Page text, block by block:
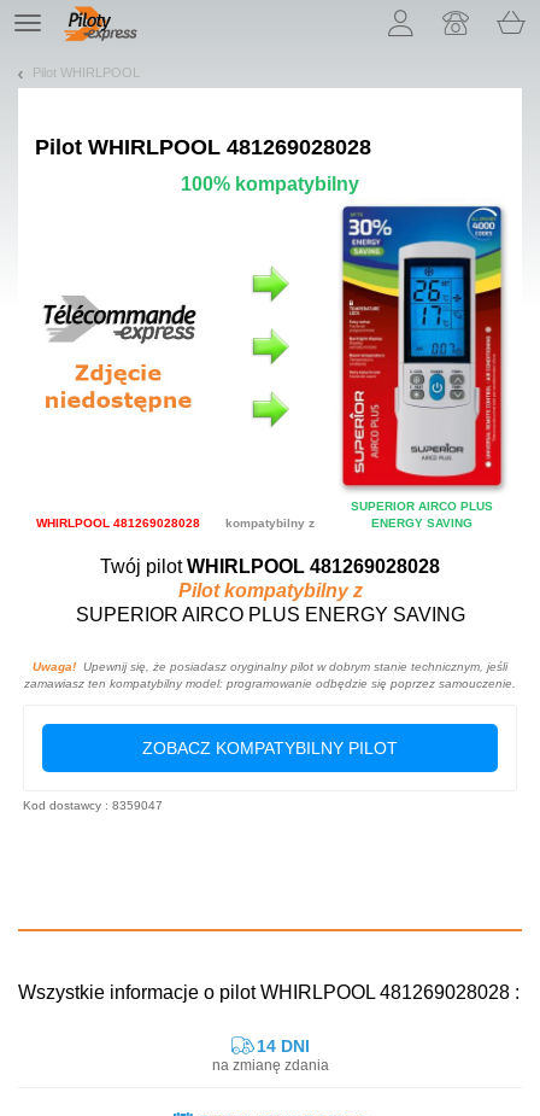
TE
navigation
Pilot WHIRLPOOL
Pilot WHIRLPOOL 481269028028
100% kompatybilny
WHIRLPOOL 481269028028 kompatybilny z
SUPERIOR AIRCO PLUS
ENERGY SAVING
Twój pilotWHIRLPOOL 481269028028
Pilot kompatybilny z
SUPERIOR AIRCO PLUS ENERGY SAVING
Uwaga! Upewnij się, że posiadasz oryginalny pilot w dobrym stanie technicznym, jeśli
zamawiasz ten kompatybilny model: programowanie odbędzie się poprzez samouczenie.
ZOBACZ KOMPATYBILNY PILOT
Kod dostawcy : 8359047
Wszystkie informacje o pilot WHIRLPOOL 481269028028 :
14 DNI
na zmianę zdania
Pozwól, że przedstawimy nasze ciasteczka!